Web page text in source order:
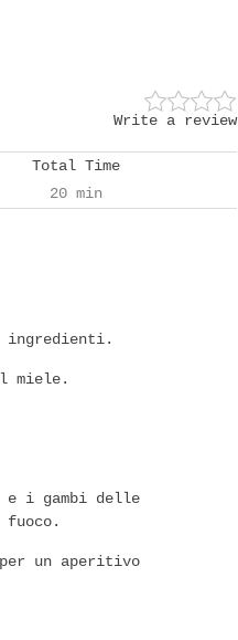
Write a review
Total Time
20 min
ingredienti.
miele.
e i gambi delle
un aperitivo